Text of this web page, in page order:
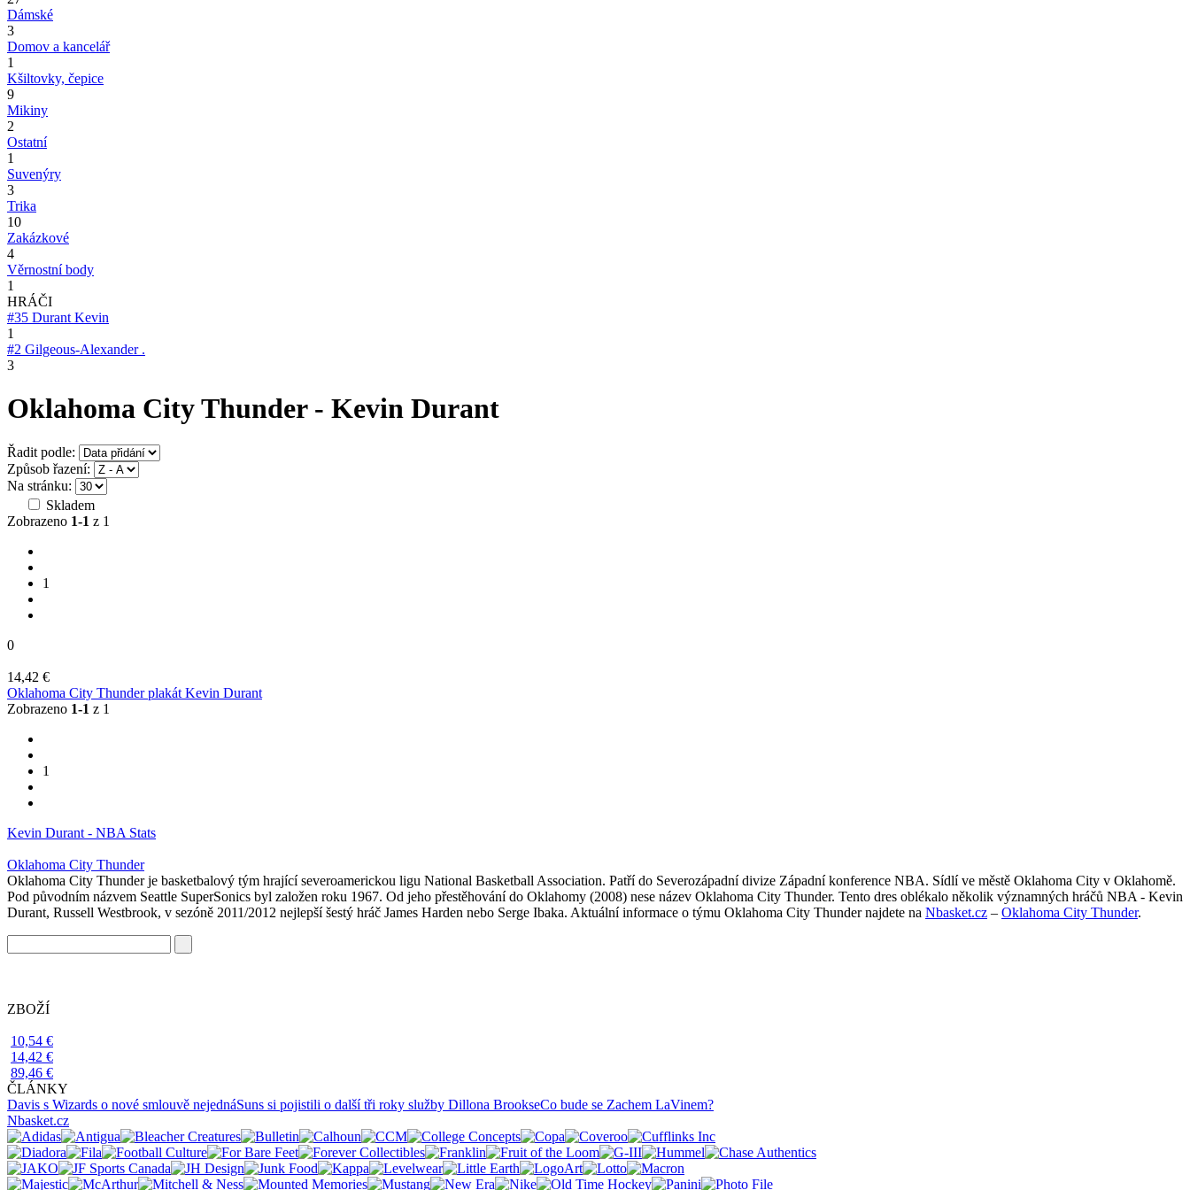
Dámské
3
Domov a kancelář
1
Kšiltovky, čepice
9
Mikiny
2
Ostatní
1
Suvenýry
3
Trika
10
Zakázkové
4
Věrnostní body
1
HRÁČI
#35 Durant Kevin
1
#2 Gilgeous-Alexander .
3
Oklahoma City Thunder - Kevin Durant
Řadit podle:
Způsob řazení:
Na stránku:
Skladem
Zobrazeno 1-1 z 1
1
0
14,42 €
Oklahoma City Thunder plakát Kevin Durant
Zobrazeno 1-1 z 1
1
Kevin Durant - NBA Stats
Oklahoma City Thunder
Oklahoma City Thunder je basketbalový tým hrající severoamerickou ligu National Basketball Association. Patří do Severozápadní divize Západní konference NBA. Sídlí ve městě Oklahoma City v Oklahomě.
Pod původním názvem Seattle SuperSonics byl založen roku 1967. Od jeho přestěhování do Oklahomy (2008) nese název Oklahoma City Thunder. Tento dres oblékalo několik významných hráčů NBA - Kevin
Durant, Russell Westbrook, v sezóně 2011/2012 nejlepší šestý hráč James Harden nebo Serge Ibaka. Aktuální informace o týmu Oklahoma City Thunder najdete na Nbasket.cz – Oklahoma City Thunder.
ZBOŽÍ
10,54 €
14,42 €
89,46 €
ČLÁNKY
Davis s Wizards o nové smlouvě nejednáSuns si pojistili o další tři roky služby Dillona BrookseCo bude se Zachem LaVinem?
Nbasket.cz